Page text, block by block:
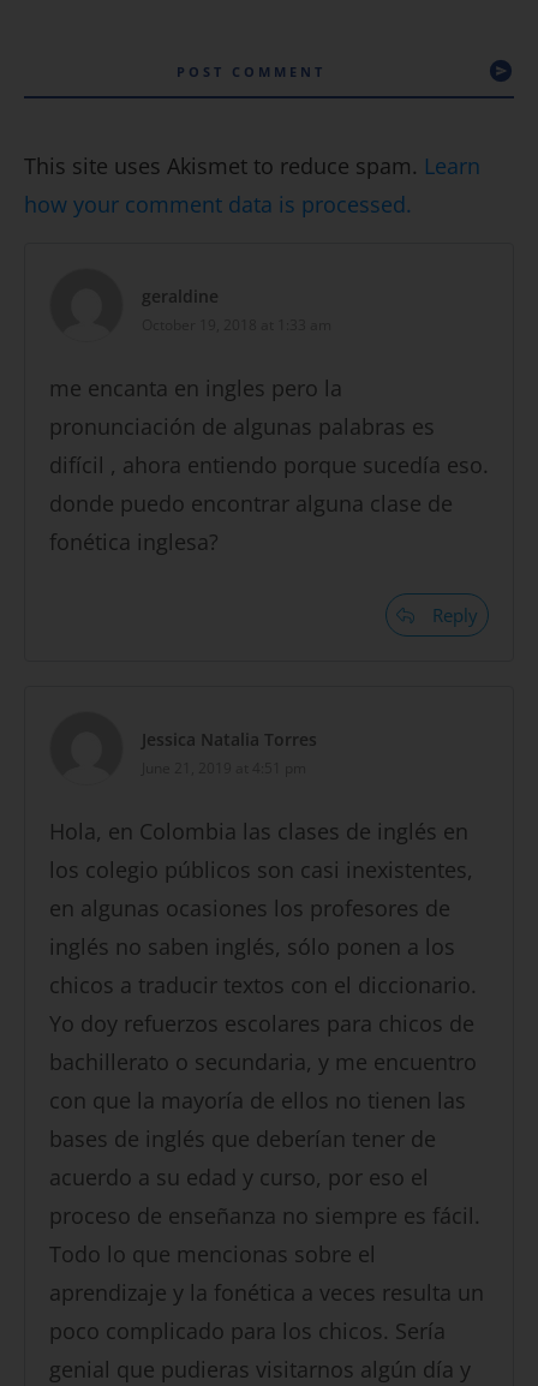
POST COMMENT
This site uses Akismet to reduce spam. Learn
how your comment data is processed.
geraldine
me encanta en ingles pero la
pronunciación de algunas palabras es
difícil , ahora entiendo porque sucedía eso.
donde puedo encontrar alguna clase de
fonética inglesa?
Reply
Jessica Natalia Torres
Hola, en Colombia las clases de inglés en
los colegio públicos son casi inexistentes,
en algunas ocasiones los profesores de
inglés no saben inglés, sólo ponen a los
chicos a traducir textos con el diccionario.
Yo doy refuerzos escolares para chicos de
bachillerato o secundaria, y me encuentro
con que la mayoría de ellos no tienen las
bases de inglés que deberían tener de
acuerdo a su edad y curso, por eso el
proceso de enseñanza no siempre es fácil.
Todo lo que mencionas sobre el
aprendizaje y la fonética a veces resulta un
poco complicado para los chicos. Sería
genial que pudieras visitarnos algún día y